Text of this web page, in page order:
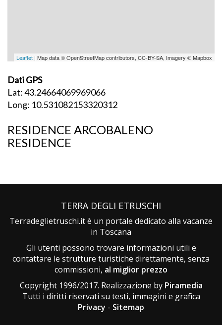
Leaflet | Map data © OpenStreetMap contributors, CC-BY-SA, Imagery © Mapbox
Dati GPS
Lat: 43.24664069969066
Long: 10.531082153320312
RESIDENCE ARCOBALENO
RESIDENCE
TERRA DEGLI ETRUSCHI
Terradeglietruschi.it è un portale dedicato alla vacanze
in Toscana
Gli utenti possono trovare informazioni utili e
contattare le strutture turistiche direttamente, senza
commissioni, al miglior prezzo
Copyright 1996/2017. Realizzazione by Piramedia
Tutti i diritti riservati su testi, immagini e grafica
Privacy - Sitemap